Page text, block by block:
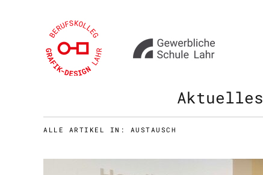
Aktuelles
ALLE ARTIKEL IN: AUSTAUSCH